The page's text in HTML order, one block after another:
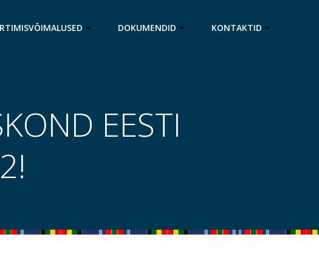
DOKUMENDID KONTAKTID
EESTI